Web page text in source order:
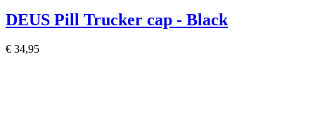
DEUS Pill Trucker cap - Black
€ 34,95